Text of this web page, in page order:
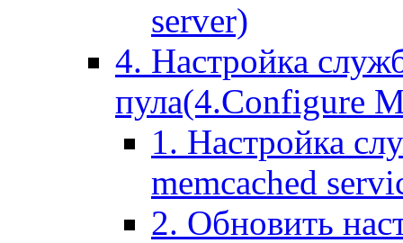
server)
4. Настройка
пула(4.Configure
1. Настройка
memcached
2. Обновить